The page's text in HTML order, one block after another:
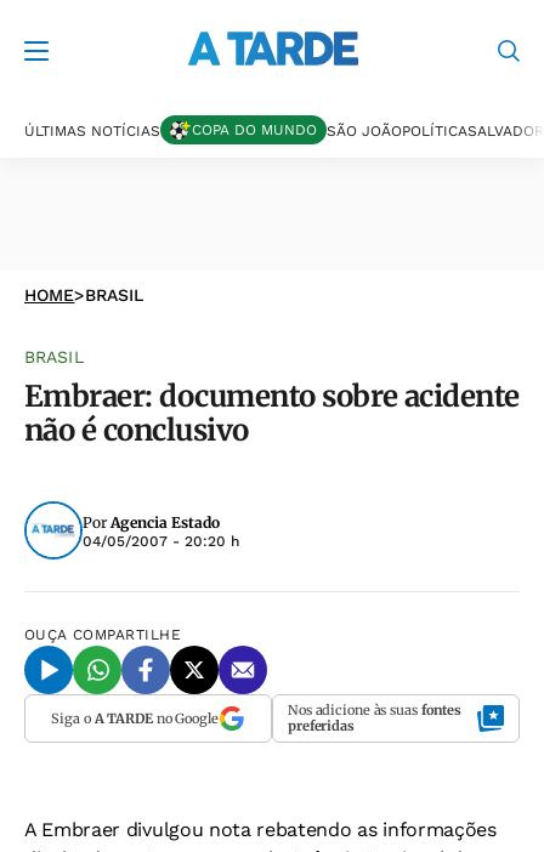
ÚLTIMAS NOTÍCIAS COPA DO MUNDO SÃO JOÃOPOLÍTICASALVADOR
HOME>BRASIL
BRASIL
Embraer: documento sobre acidente
não é conclusivo
PorAgencia Estado
04/05/2007 - 20:20 h
OUÇA COMPARTILHE
Siga o A TARDEno Google Nos adicione às suas fontes
preferidas
A Embraer divulgou nota rebatendo as informações